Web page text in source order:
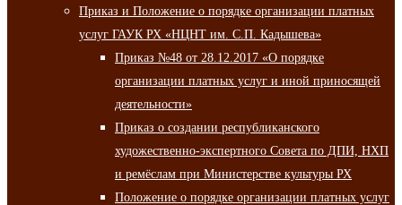
Приказ и Положение о порядке организации платных
услуг ГАУК РХ «НЦНТ им. С.П. Кадышева»
Приказ №48 от 28.12.2017 «О порядке
организации платных услуг и иной приносящей
деятельности»
Приказ о создании республиканского
художественно-экспертного Совета по ДПИ, НХП
и ремёслам при Министерстве культуры РХ
Положение о порядке организации платных услуг